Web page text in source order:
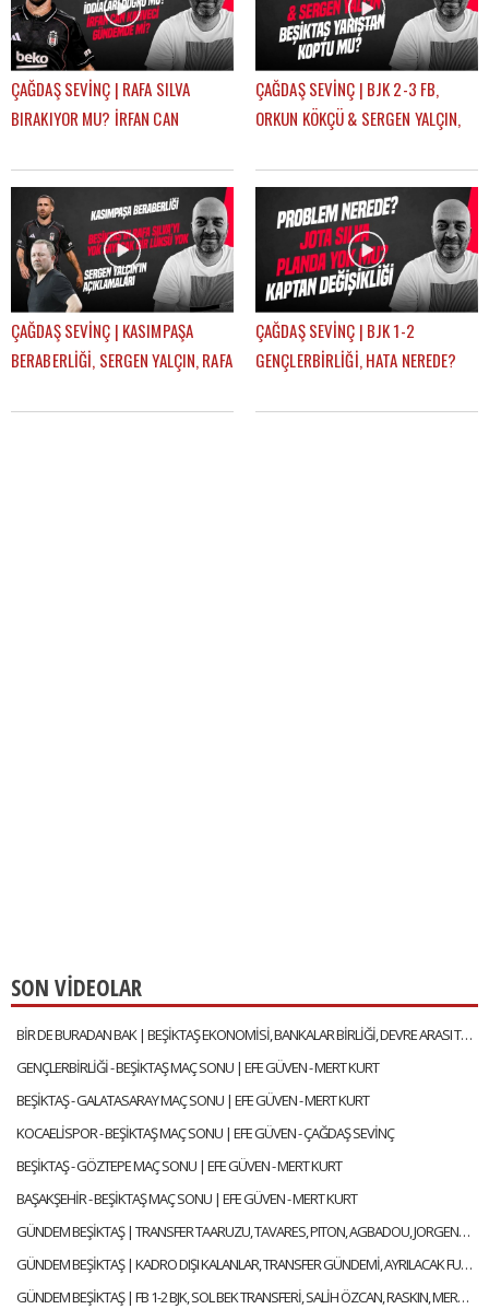
ÇAĞDAŞ SEVİNÇ | RAFA SILVA
BIRAKIYOR MU? İRFAN CAN
| GÜNDEM BEŞİKTAŞ
ÇAĞDAŞ SEVİNÇ | BJK 2-3 FB,
ORKUN KÖKÇÜ & SERGEN YALÇIN,
GÜNDEM BEŞİKTAŞ
ÇAĞDAŞ SEVİNÇ | KASIMPAŞA
BERABERLİĞİ, SERGEN YALÇIN, RAFA
BEŞİKTAŞ
ÇAĞDAŞ SEVİNÇ | BJK 1-2
GENÇLERBİRLİĞİ, HATA NEREDE?
GÜNDEM BEŞİKTAŞ
SON VİDEOLAR
BİR DE BURADAN BAK | BEŞİKTAŞ EKONOMİSİ, BANKALAR BİRLİĞİ, DEVRE ARASI TRANSFERLERİ | GÖKHAN TİRYAKİ
GENÇLERBİRLİĞİ - BEŞİKTAŞ MAÇ SONU | EFE GÜVEN - MERT KURT
BEŞİKTAŞ - GALATASARAY MAÇ SONU | EFE GÜVEN - MERT KURT
KOCAELİSPOR - BEŞİKTAŞ MAÇ SONU | EFE GÜVEN - ÇAĞDAŞ SEVİNÇ
BEŞİKTAŞ - GÖZTEPE MAÇ SONU | EFE GÜVEN - MERT KURT
BAŞAKŞEHİR - BEŞİKTAŞ MAÇ SONU | EFE GÜVEN - MERT KURT
GÜNDEM BEŞİKTAŞ | TRANSFER TAARUZU, TAVARES, PITON, AGBADOU, JORGENSEN, STROEYKENS | ÇAĞDAŞ SEVİNÇ
GÜNDEM BEŞİKTAŞ | KADRO DIŞI KALANLAR, TRANSFER GÜNDEMİ, AYRILACAK FUTBOLCULAR | ÇAĞDAŞ SEVİNÇ
GÜNDEM BEŞİKTAŞ | FB 1-2 BJK, SOL BEK TRANSFERİ, SALİH ÖZCAN, RASKIN, MERT GÜNOK | ÇAĞDAŞ SEVİNÇ